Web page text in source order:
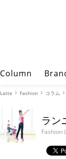
Column
Latte Fashion コラム
ラン
Fashion